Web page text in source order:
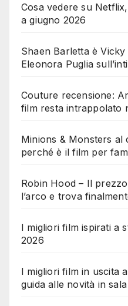
Cosa vedere su
a giugno 2026
Shaen Barletta è
Eleonora Puglia
Couture recensione:
film resta intrappolato
Minions & Monsters al
perché è il film per
Robin Hood – Il
l’arco e trova
I migliori film ispirati a
2026
I migliori film in uscita
guida alle novità in sala